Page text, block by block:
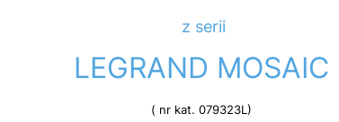
z serii
LEGRAND MOSAIC
( nr kat. 079323L)